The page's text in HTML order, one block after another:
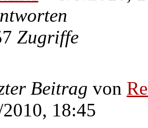
Zugriffe
Beitrag von
18:45